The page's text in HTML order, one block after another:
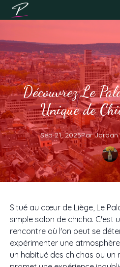
Découvrez Le
Unique de
Sep 21, 2025Par Jordan
Situé au cœur de Liège, Le
simple salon de chicha. C'est
rencontre où l'on peut se
expérimenter une
un habitué des chichas ou un